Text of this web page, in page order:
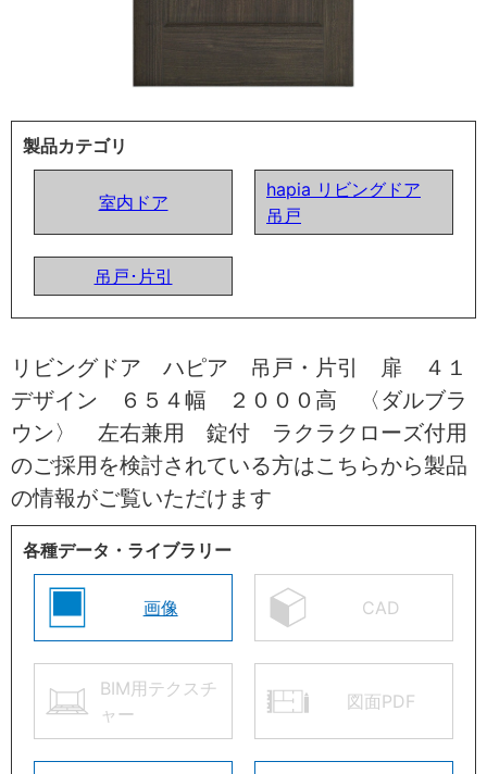
製品カテゴリ
室内ドア
hapia リビングドア
吊戸
吊戸･片引
リビングドア ハピア 吊戸・片引 扉 ４１
デザイン ６５４幅 ２０００高 〈ダルブラ
ウン〉 左右兼用 錠付 ラクラクローズ付用
のご採用を検討されている方はこちらから製品
の情報がご覧いただけます
各種データ・ライブラリー
画像 CAD
BIM用テクスチ
ャー
図面PDF